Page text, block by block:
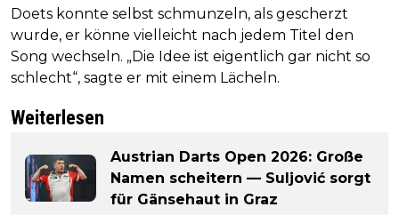
Doets konnte selbst schmunzeln, als gescherzt
wurde, er könne vielleicht nach jedem Titel den
Song wechseln. „Die Idee ist eigentlich gar nicht so
schlecht“, sagte er mit einem Lächeln.
Weiterlesen
Austrian Darts Open 2026: Große
Namen scheitern — Suljović sorgt
für Gänsehaut in Graz